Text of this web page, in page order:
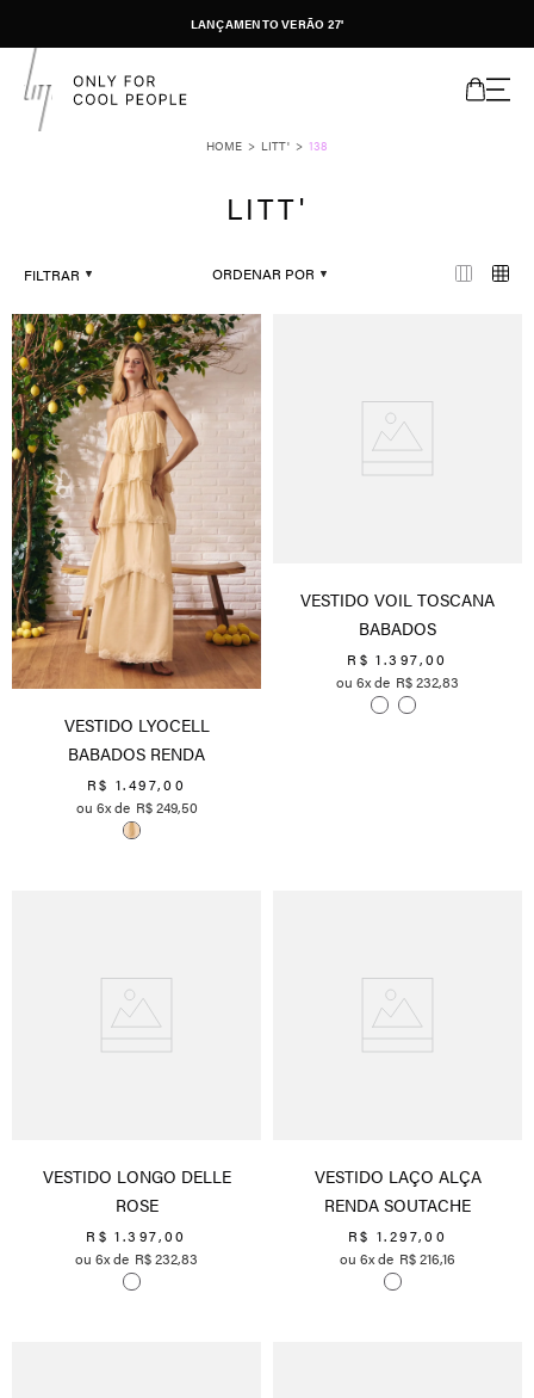
LANÇAMENTO VERÃO 27'
LITT' 138
LITT'
FILTRAR ORDENAR POR
VESTIDO LYOCELL
BABADOS RENDA
R$ 1.497,00
6
R$249,50
VESTIDO VOIL TOSCANA
BABADOS
R$ 1.397,00
6
R$232,83
VESTIDO LONGO DELLE
ROSE
R$ 1.397,00
6
R$232,83
VESTIDO LAÇO ALÇA
RENDA SOUTACHE
R$ 1.297,00
6
R$216,16